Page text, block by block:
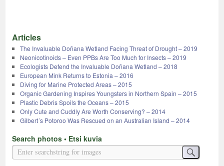
Articles
The Invaluable Doñana Wetland Facing Threat of Drought – 2019
Neonicotinoids – Even PPBs Are Too Much for Insects – 2019
Ecologists Defend the Invaluable Doñana Wetland – 2018
European Mink Returns to Estonia – 2016
Diving for Marine Protected Areas – 2015
Organic Gardening Inspires Youngsters in Northern Spain – 2015
Plastic Debris Spoils the Oceans – 2015
Only Cute and Cuddly Are Worth Conserving? – 2014
Gilbert´s Potoroo Was Rescued on an Australian Island – 2014
Search photos • Etsi kuvia